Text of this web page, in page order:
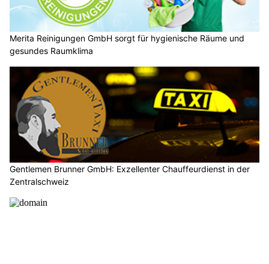
Merita Reinigungen GmbH sorgt für hygienische Räume und
gesundes Raumklima
Gentlemen Brunner GmbH: Exzellenter Chauffeurdienst in der
Zentralschweiz